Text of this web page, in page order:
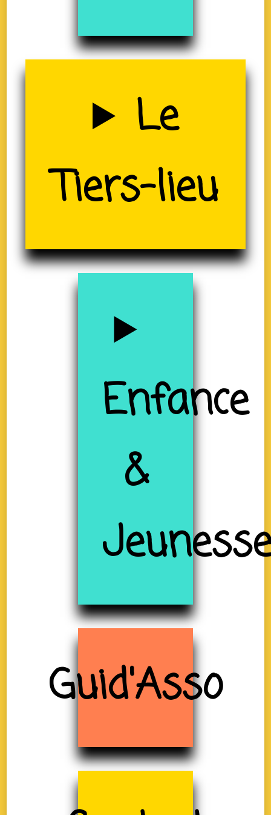
Uzerche
(19)
Le
Tiers-lieu
Enfance
&
Guid'Asso